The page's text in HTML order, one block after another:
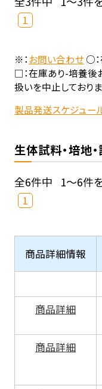
1
※：お問い合わせ○：
□：在庫あり-培養後
扱いを中止しており
製品発送スケジュー
生体試料・培地・
全6件中 1～6件
1
商品詳細情報
商品詳細
商品詳細